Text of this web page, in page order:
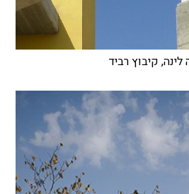
לינה, קיבוץ רביד